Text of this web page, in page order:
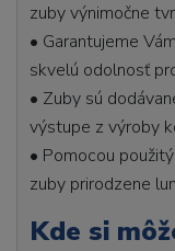
zuby výnimočne
• Garantujeme
skvelú odolnosť
• Zuby sú
výstupe z výroby
• Pomocou
zuby prirodzene
Kde si